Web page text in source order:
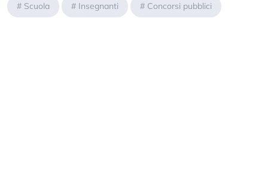
# Scuola # Insegnanti # Concorsi pubblici